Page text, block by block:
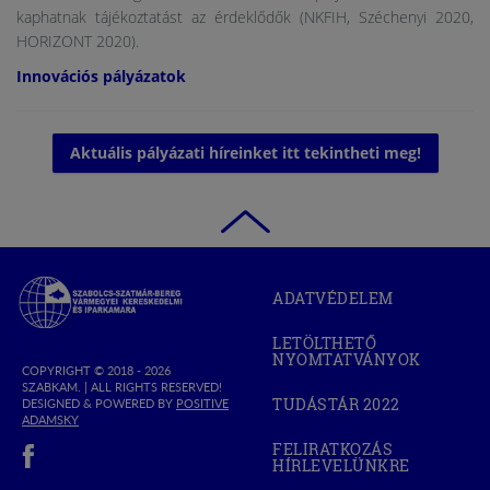
kaphatnak tájékoztatást az érdeklődők (NKFIH, Széchenyi 2020,
HORIZONT 2020).
Innovációs pályázatok
Aktuális pályázati híreinket itt tekintheti meg!(open in
Szabolcs-
Szatmár-
Bereg
Kereskedelmi
és
Iparkamara
COPYRIGHT © 2018 - 2026
SZABKAM. | ALL RIGHTS RESERVED!
DESIGNED & POWERED BY POSITIVE
ADAMSKY(OPEN
ADATVÉDELEM
LETÖLTHETŐ
NYOMTATVÁNYOK
TUDÁSTÁR 2022
WINDOW)
FELIRATKOZÁS
HÍRLEVELÜNKRE